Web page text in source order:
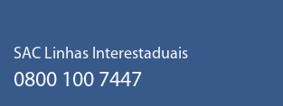
SAC Linhas Interestaduais
0800 100 7447